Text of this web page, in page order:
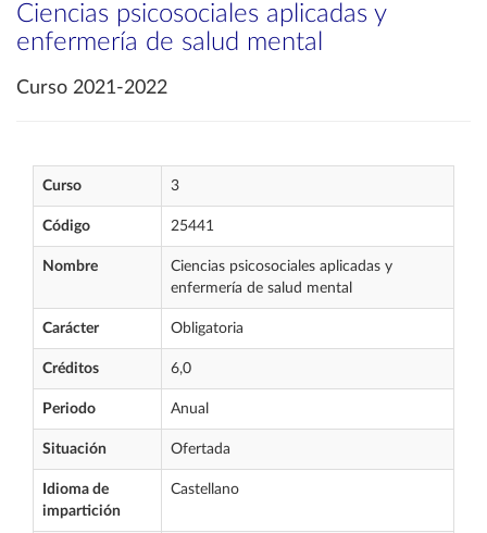
Ciencias psicosociales aplicadas y
enfermería de salud mental
Curso 2021-2022
Curso 3
Código 25441
Nombre
Ciencias psicosociales aplicadas y
enfermería de salud mental
Carácter Obligatoria
Créditos 6,0
Periodo Anual
Situación Ofertada
Idioma de
impartición
Castellano